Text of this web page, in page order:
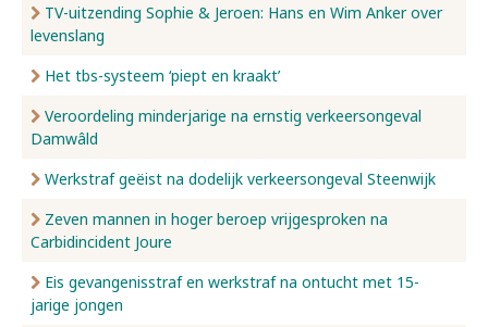
TV-uitzending Sophie & Jeroen: Hans en Wim Anker over
levenslang
Het tbs-systeem ‘piept en kraakt’
Veroordeling minderjarige na ernstig verkeersongeval
Damwâld
Werkstraf geëist na dodelijk verkeersongeval Steenwijk
Zeven mannen in hoger beroep vrijgesproken na
Carbidincident Joure
Eis gevangenisstraf en werkstraf na ontucht met 15-
jarige jongen